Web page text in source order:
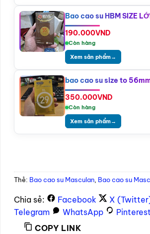
Bao cao su HBM SIZE
190.000VND
Còn hàng
Xem sản phẩm→
bao cao su size to
350.000VND
Còn hàng
Xem sản phẩm→
Thẻ: Bao cao su Masculan, Bao cao su
Chia sẻ: Facebook X
Telegram
WhatsApp Pinterest
COPY LINK